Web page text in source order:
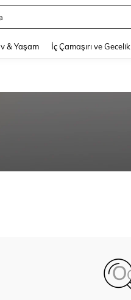
& Yaşam İç Çamaşırı ve Gecelik